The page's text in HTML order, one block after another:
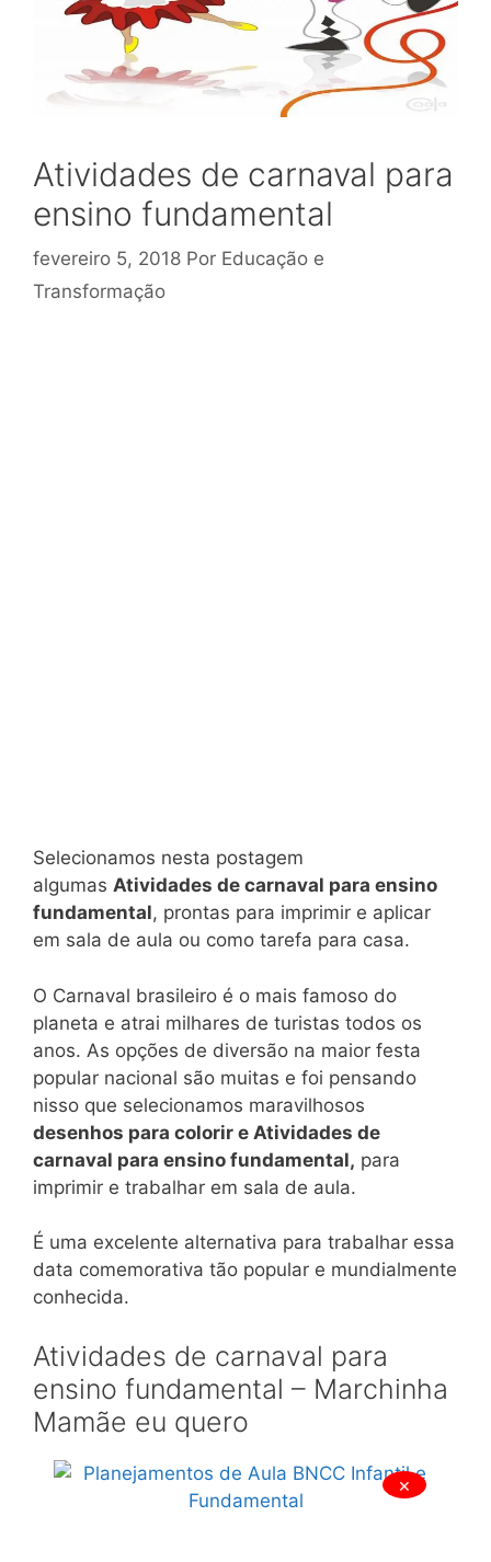
Atividades de carnaval para
ensino fundamental
fevereiro 5, 2018 Por Educação e
Transformação
Selecionamos nesta postagem
algumas Atividades de carnaval para ensino
fundamental, prontas para imprimir e aplicar
em sala de aula ou como tarefa para casa.
O Carnaval brasileiro é o mais famoso do
planeta e atrai milhares de turistas todos os
anos. As opções de diversão na maior festa
popular nacional são muitas e foi pensando
nisso que selecionamos maravilhosos
desenhos para colorir e Atividades de
carnaval para ensino fundamental, para
imprimir e trabalhar em sala de aula.
É uma excelente alternativa para trabalhar essa
data comemorativa tão popular e mundialmente
conhecida.
Atividades de carnaval para
ensino fundamental – Marchinha
Mamãe eu quero
×